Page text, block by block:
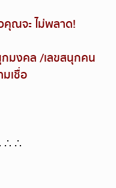
คุณจะ ไม่พลาด!
กมงคล /เลขสนุกคน
เชื่อ
∴ ∴